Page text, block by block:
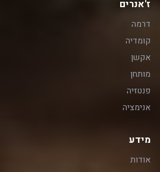
ז'אנרים
דרמה
קומדיה
אקשן
מותחן
פנטזיה
אנימציה
מידע
אודות